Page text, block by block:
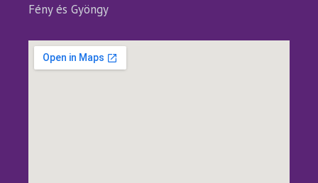
Fény és Gyöngy